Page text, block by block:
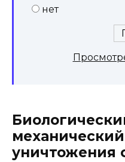
нет
уничтожения